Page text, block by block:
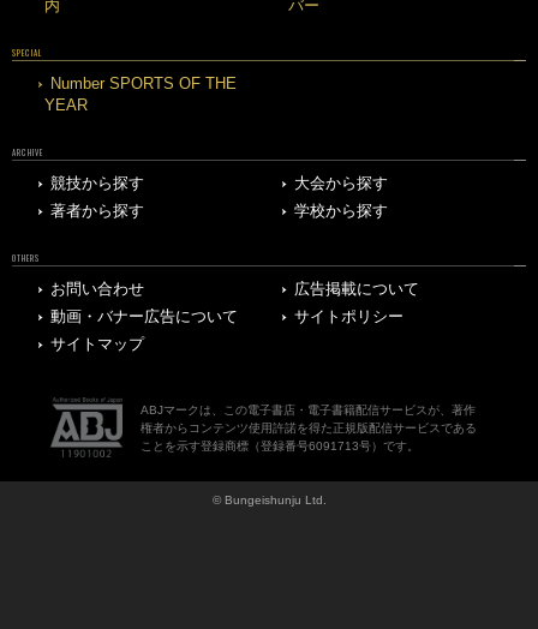
内
バー
SPECIAL
Number SPORTS OF THE
YEAR
ARCHIVE
競技から探す
大会から探す
著者から探す
学校から探す
OTHERS
お問い合わせ
広告掲載について
動画・バナー広告について
サイトポリシー
サイトマップ
ABJマークは、この電子書店・電子書籍配信サービスが、著作
権者からコンテンツ使用許諾を得た正規版配信サービスである
ことを示す登録商標（登録番号6091713号）です。
© Bungeishunju Ltd.